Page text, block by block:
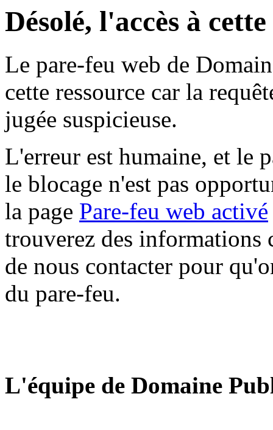
Désolé, l'accès à
Le pare-feu web de
cette ressource car la
jugée suspicieuse.
L'erreur est humaine, et le
le blocage n'est pas
la page Pare-feu web activé
trouverez des informations
de nous contacter pour
du pare-feu.
L'équipe de Domaine